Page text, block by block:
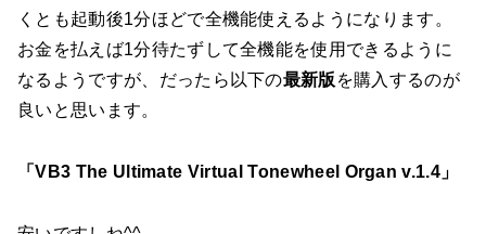
くとも起動後1分ほどで全機能使えるようになります。
お金を払えば1分待たずして全機能を使用できるように
なるようですが、だったら以下の最新版 を購入するのが
良いと思います。
「VB3 The Ultimate Virtual Tonewheel Organ v.1.4」